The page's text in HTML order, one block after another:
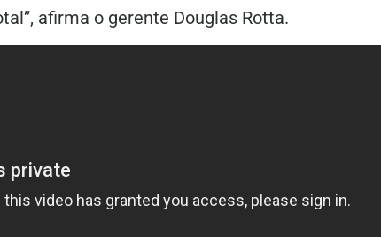
afirma o gerente Douglas Rotta.